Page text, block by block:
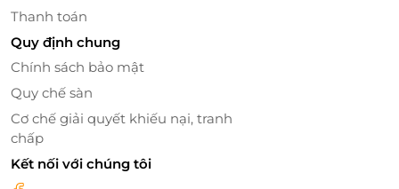
bằng vài thao tác đặt vé trên nền tảng.
Trải Nghiệm dễ dàng, ưu đãi hấp dẫn
Với hệ thống thanh toán trực tuyến, xác thực mã QR
và đội ngũ hỗ trợ 24/7, LifeLink đảm bảo mọi trải
nghiệm đều mượt mà và đáng tin cậy. Ngoài ra,
chương trình xem phim diễn ra Thứ 7 và Chủ nhật
hàng tuần giúp bạn dễ dàng sắp xếp lịch trình thư
Thanh toán
Quy định chung
Chính sách bảo mật
Quy chế sàn
Cơ chế giải quyết khiếu nại, tranh
chấp
Kết nối với chúng tôi